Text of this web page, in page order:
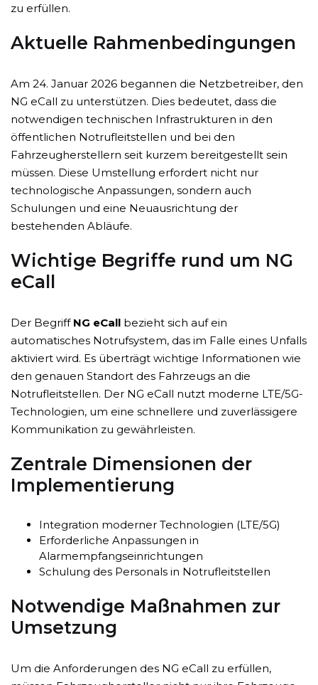
zu erfüllen.
Aktuelle Rahmenbedingungen
Am 24. Januar 2026 begannen die Netzbetreiber, den
NG eCall zu unterstützen. Dies bedeutet, dass die
notwendigen technischen Infrastrukturen in den
öffentlichen Notrufleitstellen und bei den
Fahrzeugherstellern seit kurzem bereitgestellt sein
müssen. Diese Umstellung erfordert nicht nur
technologische Anpassungen, sondern auch
Schulungen und eine Neuausrichtung der
bestehenden Abläufe.
Wichtige Begriffe rund um NG
eCall
Der Begriff NG eCall bezieht sich auf ein
automatisches Notrufsystem, das im Falle eines Unfalls
aktiviert wird. Es überträgt wichtige Informationen wie
den genauen Standort des Fahrzeugs an die
Notrufleitstellen. Der NG eCall nutzt moderne LTE/5G-
Technologien, um eine schnellere und zuverlässigere
Kommunikation zu gewährleisten.
Zentrale Dimensionen der
Implementierung
Integration moderner Technologien (LTE/5G)
Erforderliche Anpassungen in
Alarmempfangseinrichtungen
Schulung des Personals in Notrufleitstellen
Notwendige Maßnahmen zur
Umsetzung
Um die Anforderungen des NG eCall zu erfüllen,